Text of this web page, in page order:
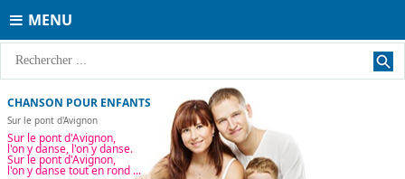
MENU
CHANSON POUR ENFANTS
Sur le pont d'Avignon
Sur le pont d'Avignon,
l'on y danse, l'on y danse.
Sur le pont d'Avignon,
l'on y danse tout en rond ...